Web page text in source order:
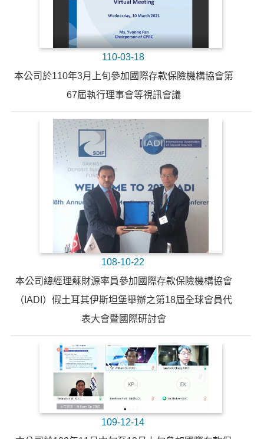
110-03-18
本公司於110年3月上旬參加國際存款保險機構協會第
67屆執行理事會等視訊會議
108-10-22
本公司總經理蘇財源率員參加國際存款保險機構協會
（IADI）假土耳其伊斯坦堡舉辦之第18屆全球會員代
表大會暨國際研討會
109-12-14